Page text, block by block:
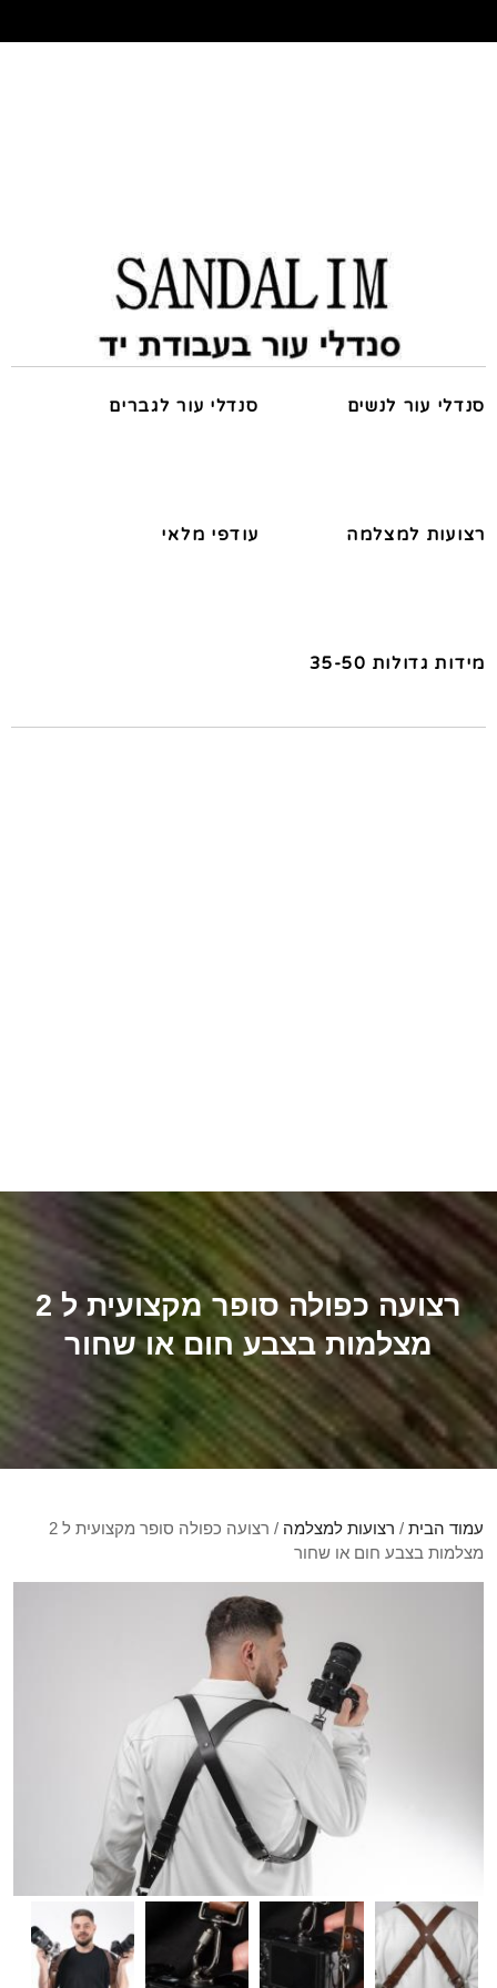
סנדלי עור לנשים סנדלי עור לגברים
רצועות למצלמה עודפי מלאי
מידות גדולות 35-50
רצועה כפולה סופר מקצועית ל 2
מצלמות בצבע חום או שחור
עמוד הבית / רצועות למצלמה
/ רצועה כפולה סופר מקצועית ל 2
מצלמות בצבע חום או שחור